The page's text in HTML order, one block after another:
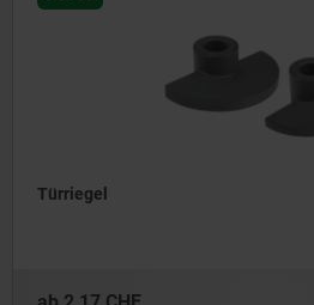
Türriegel